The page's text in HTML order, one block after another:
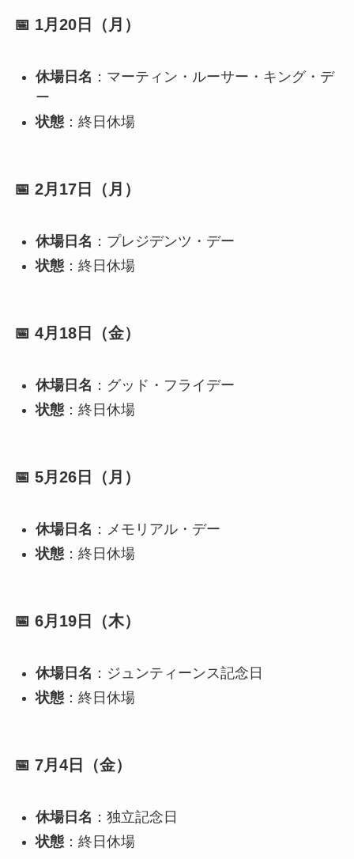
📅 1月20日（月）
休場日名 ：マーティン・ルーサー・キング・デ
ー
状態：終日休場
📅 2月17日（月）
休場日名 ：プレジデンツ・デー
状態：終日休場
📅 4月18日（金）
休場日名 ：グッド・フライデー
状態：終日休場
📅 5月26日（月）
休場日名 ：メモリアル・デー
状態：終日休場
📅 6月19日（木）
休場日名 ：ジュンティーンス記念日
状態：終日休場
📅 7月4日（金）
休場日名 ：独立記念日
状態：終日休場